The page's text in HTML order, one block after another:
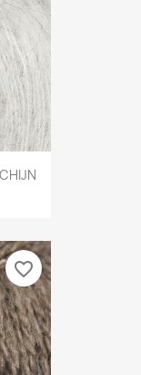
favorite_border